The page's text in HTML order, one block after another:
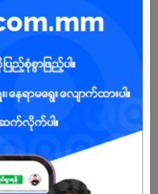
ာ အလုပ်အကိုင်အခွင့်အလမ်းများ
ည့်နည်းတူ လူပုဂ္ဂိုလ်တစ်ဦးတစ်
ငန်း စွမ်းဆောင်နိုင်မှုအပေါ်
တူညီမျှသည့် အခွင့်အလမ်းများကို
ပ်အား ဖော်ဆောင်နိုင်ရန်
လူနည်းစုများ၊ ကျား၊မ လိင်